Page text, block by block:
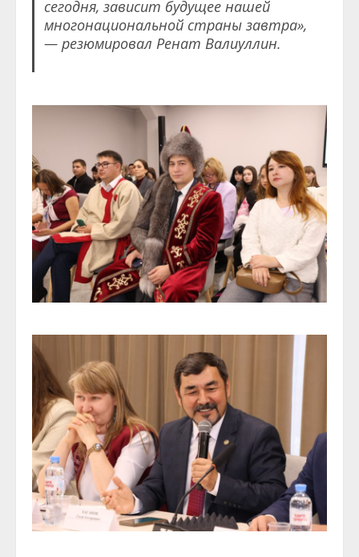
сегодня, зависит будущее нашей
многонациональной страны завтра»,
— резюмировал Ренат Валиуллин.